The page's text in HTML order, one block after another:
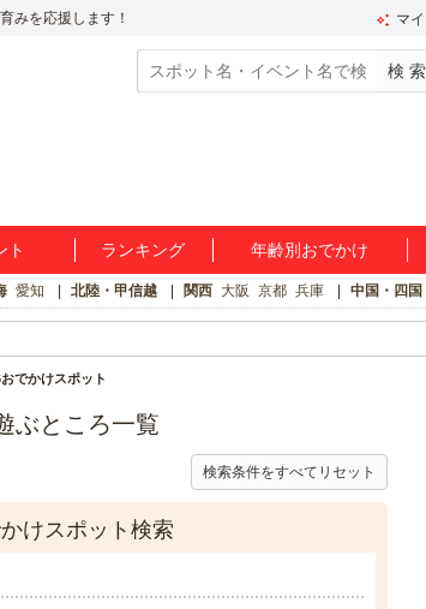
みを応援します！ マ
ト ランキング 年齢別おでかけ
愛知 北陸・甲信越 関西 大阪 京都 兵庫 中国・四国
でかけスポット
ぶところ一覧
検索条件をすべてリセット
けスポット検索